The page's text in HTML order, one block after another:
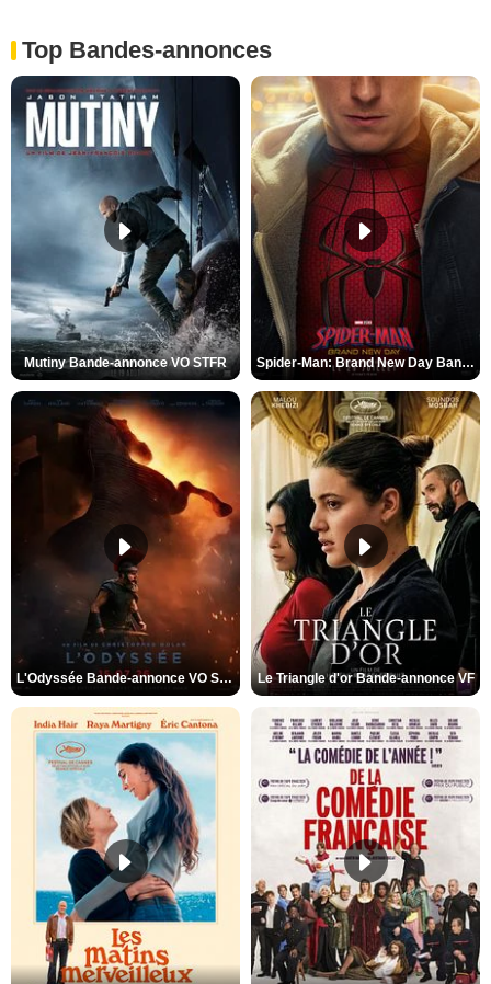
Top Bandes-annonces
Mutiny Bande-annonce VO STFR Spider-Man: Brand New Day Bande-annonce VO STFR
L'Odyssée Bande-annonce VO STFR Le Triangle d'or Bande-annonce VF